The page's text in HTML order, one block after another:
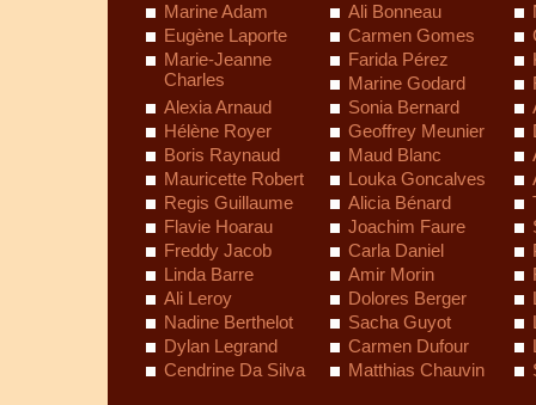
Marine Adam
Ali Bonneau
Eugène Laporte
Carmen Gomes
Marie-Jeanne
Charles
Farida Pérez
Marine Godard
Alexia Arnaud
Sonia Bernard
Hélène Royer
Geoffrey Meunier
Boris Raynaud
Maud Blanc
Mauricette Robert
Louka Goncalves
Regis Guillaume
Alicia Bénard
Flavie Hoarau
Joachim Faure
Freddy Jacob
Carla Daniel
Linda Barre
Amir Morin
Ali Leroy
Dolores Berger
Nadine Berthelot
Sacha Guyot
Dylan Legrand
Carmen Dufour
Cendrine Da Silva
Matthias Chauvin